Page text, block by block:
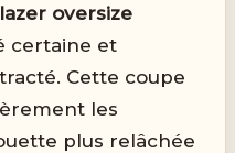
oversize
certaine et
Cette coupe
les
plus relâchée